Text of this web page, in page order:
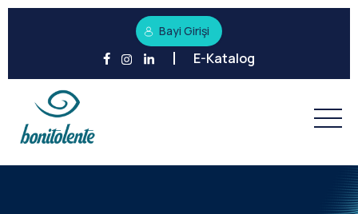
Bayi Girişi
E-Katalog